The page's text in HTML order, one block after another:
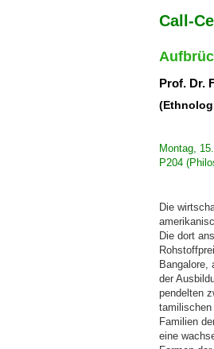
Call-
Prof. Dr.
Montag,
P204
Die
Die dort
Bangalore,
der
pendelten
Familien
eine